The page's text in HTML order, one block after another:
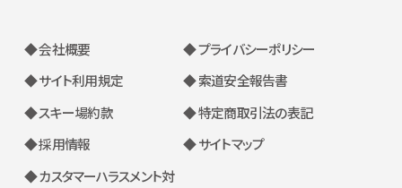
◆ 会社概要
◆ プライバシーポリシー
◆ サイト利用規定
◆ 索道安全報告書
◆ スキー場約款
◆ 特定商取引法の表記
◆ 採用情報
◆ サイトマップ
◆ カスタマーハラスメント対